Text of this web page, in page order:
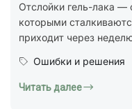
Ногтевой сервис.
процессов. Общие...
Юридическая